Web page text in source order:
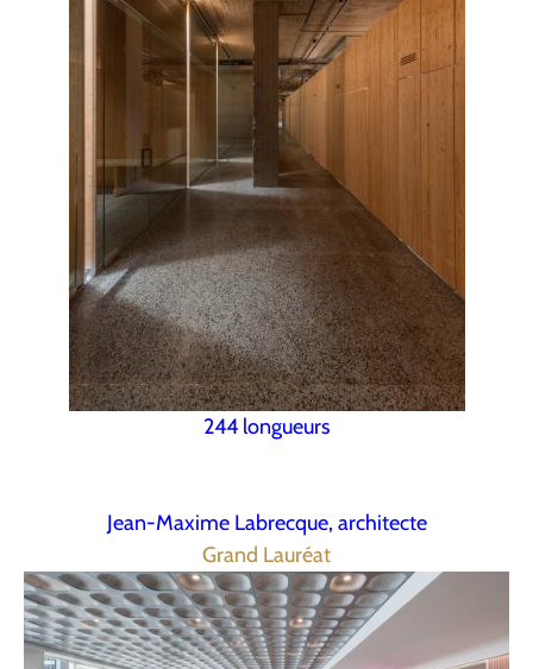
244 longueurs
Jean-Maxime Labrecque, architecte
Grand Lauréat